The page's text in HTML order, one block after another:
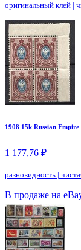
оригинальный клей |
1908 15k Russian
1 177,76 ₽
разновидность |
В продаже на